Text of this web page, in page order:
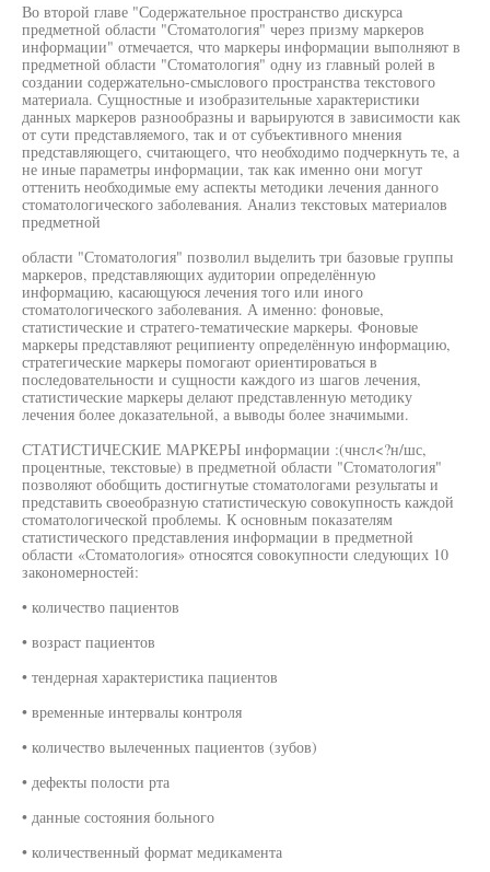
Во второй главе "Содержательное пространство дискурса
предметной области "Стоматология" через призму маркеров
информации" отмечается, что маркеры информации выполняют в
предметной области "Стоматология" одну из главный ролей в
создании содержательно-смыслового пространства текстового
материала. Сущностные и изобразительные характеристики
данных маркеров разнообразны и варьируются в зависимости как
от сути представляемого, так и от субъективного мнения
представляющего, считающего, что необходимо подчеркнуть те, а
не иные параметры информации, так как именно они могут
оттенить необходимые ему аспекты методики лечения данного
стоматологического заболевания. Анализ текстовых материалов
предметной
области "Стоматология" позволил выделить три базовые группы
маркеров, представляющих аудитории определённую
информацию, касающуюся лечения того или иного
стоматологического заболевания. А именно: фоновые,
статистические и стратего-тематические маркеры. Фоновые
маркеры представляют реципиенту определённую информацию,
стратегические маркеры помогают ориентироваться в
последовательности и сущности каждого из шагов лечения,
статистические маркеры делают представленную методику
лечения более доказательной, а выводы более значимыми.
СТАТИСТИЧЕСКИЕ МАРКЕРЫ информации :(чнсл<?н/шс,
процентные, текстовые) в предметной области "Стоматология"
позволяют обобщить достигнутые стоматологами результаты и
представить своеобразную статистическую совокупность каждой
стоматологической проблемы. К основным показателям
статистического представления информации в предметной
области «Стоматология» относятся совокупности следующих 10
закономерностей:
• количество пациентов
• возраст пациентов
• тендерная характеристика пациентов
• временные интервалы контроля
• количество вылеченных пациентов (зубов)
• дефекты полости рта
• данные состояния больного
• количественный формат медикамента